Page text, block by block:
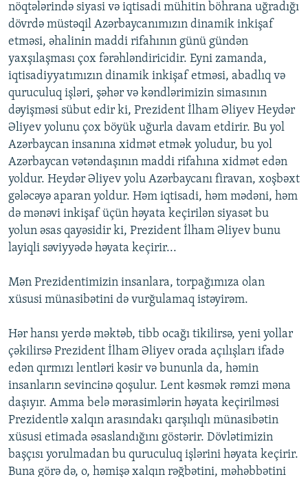
nöqtələrində siyasi və iqtisadi mühitin böhrana uğradığı
dövrdə müstəqil Azərbaycanımızın dinamik inkişaf
etməsi, əhalinin maddi rifahının günü gündən
yaxşılaşması çox fərəhləndiricidir. Eyni zamanda,
iqtisadiyyatımızın dinamik inkişaf etməsi, abadlıq və
quruculuq işləri, şəhər və kəndlərimizin simasının
dəyişməsi sübut edir ki, Prezident İlham Əliyev Heydər
Əliyev yolunu çox böyük uğurla davam etdirir. Bu yol
Azərbaycan insanına xidmət etmək yoludur, bu yol
Azərbaycan vətəndaşının maddi rifahına xidmət edən
yoldur. Heydər Əliyev yolu Azərbaycanı firavan, xoşbəxt
gələcəyə aparan yoldur. Həm iqtisadi, həm mədəni, həm
də mənəvi inkişaf üçün həyata keçirilən siyasət bu
yolun əsas qayəsidir ki, Prezident İlham Əliyev bunu
layiqli səviyyədə həyata keçirir...
Mən Prezidentimizin insanlara, torpağımıza olan
xüsusi münasibətini də vurğulamaq istəyirəm.
Hər hansı yerdə məktəb, tibb ocağı tikilirsə, yeni yollar
çəkilirsə Prezident İlham Əliyev orada açılışları ifadə
edən qırmızı lentləri kəsir və bununla da, həmin
insanların sevincinə qoşulur. Lent kəsmək rəmzi məna
daşıyır. Amma belə mərasimlərin həyata keçirilməsi
Prezidentlə xalqın arasındakı qarşılıqlı münasibətin
xüsusi etimada əsaslandığını göstərir. Dövlətimizin
başçısı yorulmadan bu quruculuq işlərini həyata keçirir.
Buna görə də, o, həmişə xalqın rəğbətini, məhəbbətini